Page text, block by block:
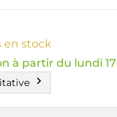
en stock
à partir du lundi
chevron_right